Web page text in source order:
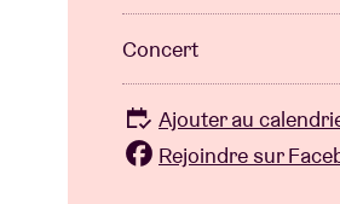
Concert
Ajouter au
Rejoindre sur